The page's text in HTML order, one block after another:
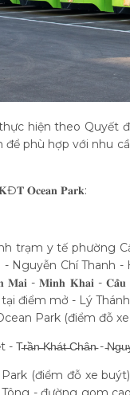
hiện theo Quyết
phù hợp với nhu
𝐎𝐜𝐞𝐚𝐧 𝐏𝐚𝐫𝐤:
trạm y tế phường
Nguyễn Chí Thanh
𝐌𝐚𝐢 - 𝐌𝐢𝐧𝐡 𝐊𝐡𝐚𝐢 -
tại điểm mở - Lý
Park (điểm đỗ
- T̵r̵ầ̵n̵ ̵K̵h̵á̵t̵ ̵C̵h̵â̵n̵ -
(điểm đỗ xe